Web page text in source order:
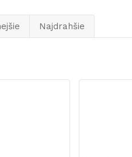
Najdrahšie